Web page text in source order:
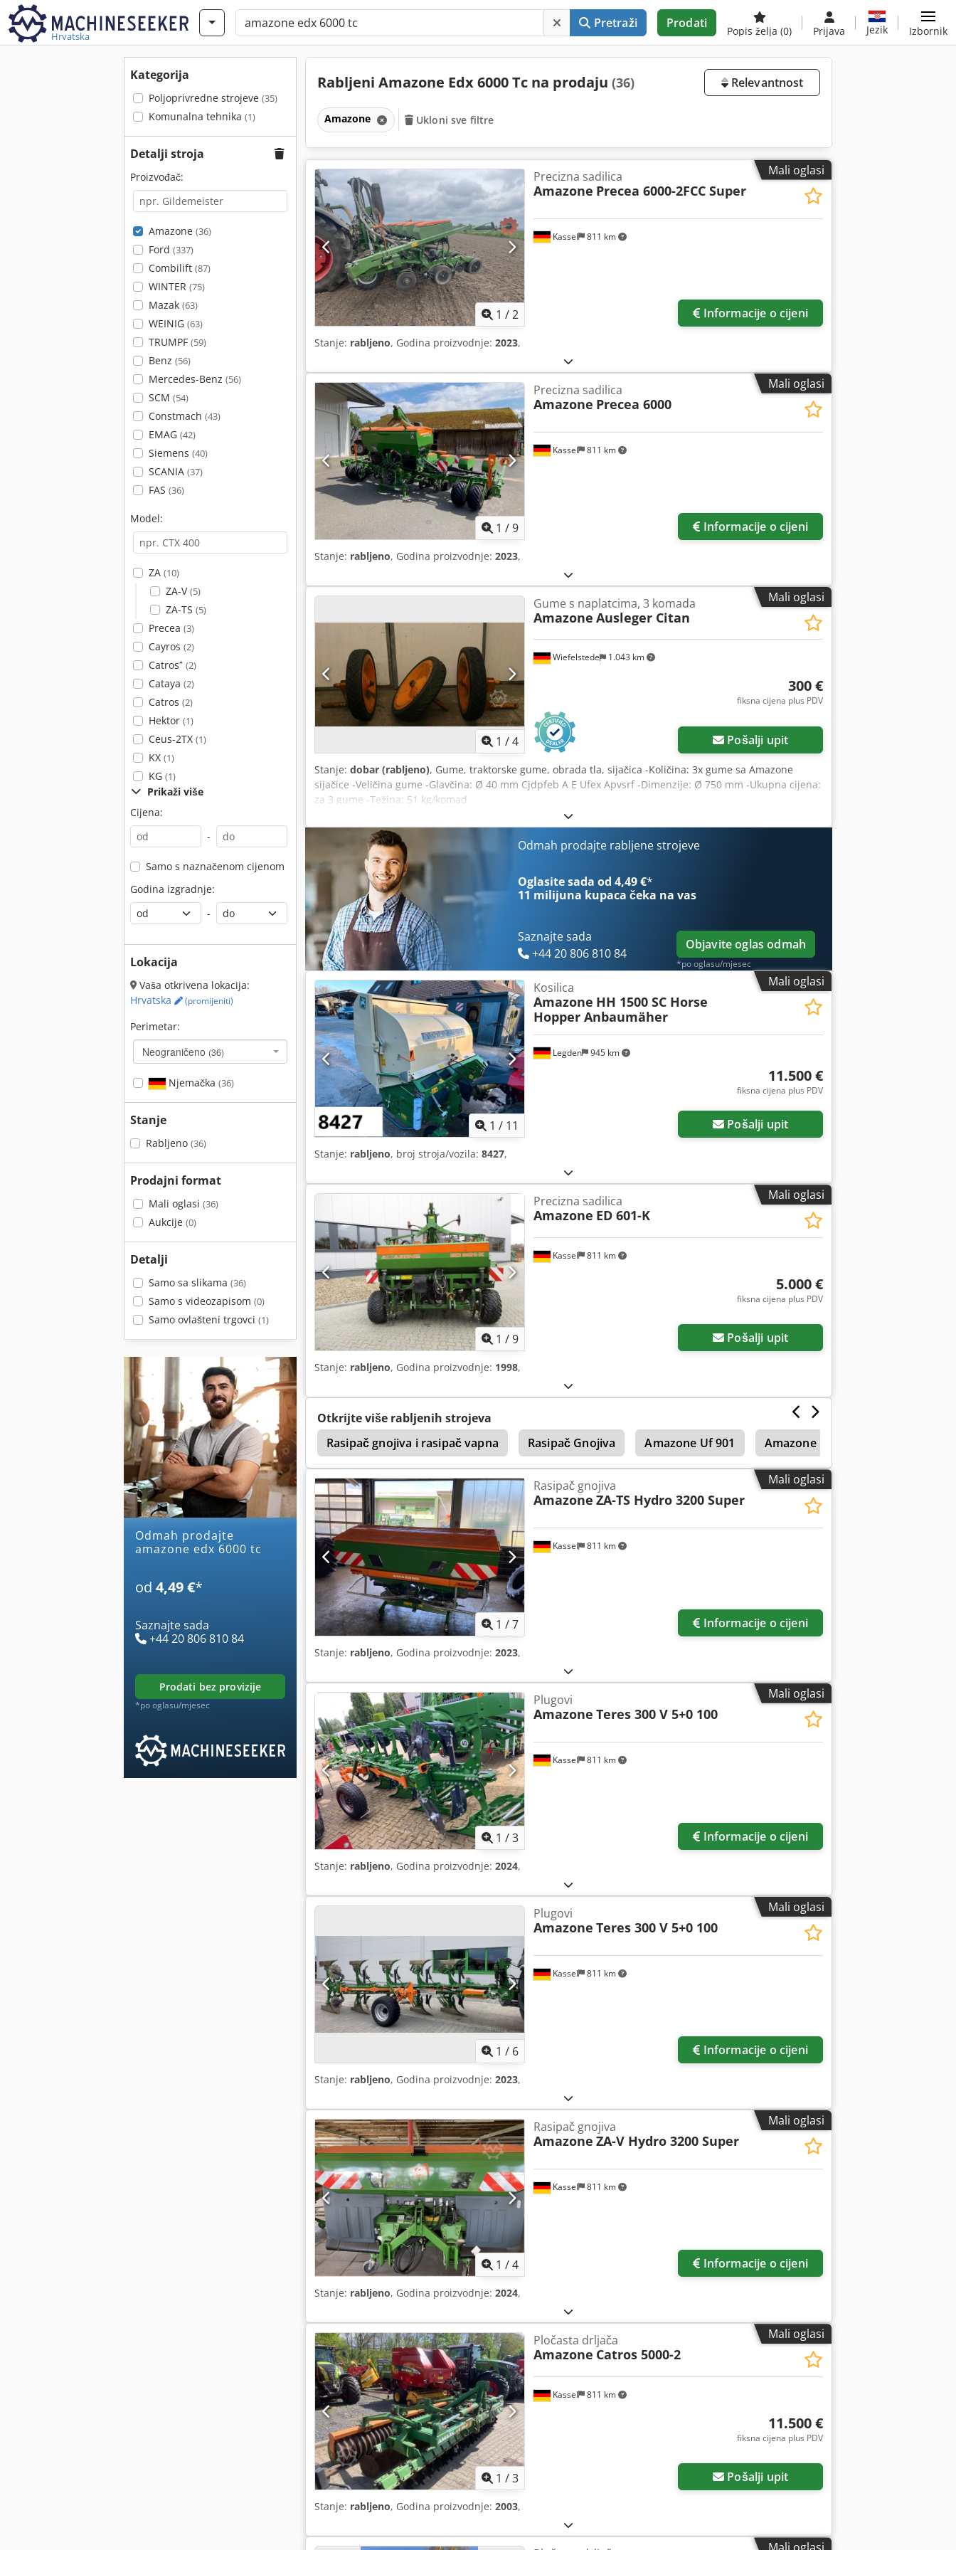
Hrvatska
Pretraži Prodati
Popis želja (0) Prijava Jezik Izbornik
Kategorija
Poljoprivredne strojeve (35)
Komunalna tehnika (1)
Detalji stroja
Proizvođač:
Amazone (36)
Ford (337)
Combilift (87)
WINTER (75)
Mazak (63)
WEINIG (63)
TRUMPF (59)
Benz (56)
Mercedes-Benz (56)
SCM (54)
Constmach (43)
EMAG (42)
Siemens (40)
SCANIA (37)
FAS (36)
Model:
ZA (10)
ZA-V(5)
ZA-TS (5)
Precea (3)
Cayros (2)
Catros⁺ (2)
Cataya (2)
Catros (2)
Hektor (1)
Ceus-2TX (1)
KX (1)
KG (1)
Prikaži više
Cijena:
-
Samo s naznačenom cijenom
Godina izgradnje:
-
Lokacija
Vaša otkrivena lokacija:
Hrvatska
(promijeniti)
Perimetar:
Neograničeno (36)
Njemačka (36)
Stanje
Rabljeno (36)
Prodajni format
Mali oglasi (36)
Aukcije (0)
Detalji
Samo sa slikama (36)
Samo s videozapisom (0)
Samo ovlašteni trgovci (1)
Odmah prodajte
amazone edx 6000 tc
od 4,49 €*
Saznajte sada
+44 20 806 810 84
prodati bez provizije
*po oglasu/mjesec
Rabljeni Amazone Edx 6000 Tc na prodaju (36) Relevantnost
Amazone Ukloni sve filtre
Mali oglasi
1 /2
Kassel 811 km
Precizna sadilica
Amazone Precea 6000-2FCC Super
Informacije o cijeni
Stanje: rabljeno, Godina proizvodnje: 2023,
Mali oglasi
1 /9
Kassel 811 km
Precizna sadilica
Amazone Precea 6000
Informacije o cijeni
Stanje: rabljeno, Godina proizvodnje: 2023,
Mali oglasi
1 /4
Wiefelstede 1.043 km
Gume s naplatcima, 3 komada
Amazone Ausleger Citan
300 €
fiksna cijena plus PDV
Pošalji upit
Stanje: dobar (rabljeno), Gume, traktorske gume, obrada tla, sijačica -Količina: 3x gume sa Amazone
sijačice -Veličina gume -Glavčina: Ø 40 mm Cjdpfeb A E Ufex Apvsrf -Dimenzije: Ø 750 mm -Ukupna cijena:
za 3 gume -Težina: 51 kg/komad
Odmah prodajte rabljene strojeve
Oglasite sada od 4,49 €*
11 milijuna kupaca čeka na vas
Saznajte sada
+44 20 806 810 84
Objavite oglas odmah
*po oglasu/mjesec
Mali oglasi
1 / 11
Legden 945 km
Kosilica
Amazone HH 1500 SC Horse
Hopper Anbaumäher
11.500 €
fiksna cijena plus PDV
Pošalji upit
Stanje: rabljeno, broj stroja/vozila: 8427,
Mali oglasi
1 /9
Kassel 811 km
Precizna sadilica
Amazone ED 601-K
5.000 €
fiksna cijena plus PDV
Pošalji upit
Stanje: rabljeno, Godina proizvodnje: 1998,
Otkrijte više rabljenih strojeva
Rasipač gnojiva i rasipač vapna
Rasipač Gnojiva Amazone Uf 901 Amazone Uf 1501
Amazone Uf 1501 Amazone Uf 1201
Mali oglasi
1 /7
Kassel 811 km
Rasipač gnojiva
Amazone ZA-TS Hydro 3200 Super
Informacije o cijeni
Stanje: rabljeno, Godina proizvodnje: 2023,
Mali oglasi
1 /3
Kassel 811 km
Plugovi
Amazone Teres 300 V 5+0 100
Informacije o cijeni
Stanje: rabljeno, Godina proizvodnje: 2024,
Mali oglasi
1 / 6
Kassel 811 km
Plugovi
Amazone Teres 300 V 5+0 100
Informacije o cijeni
Stanje: rabljeno, Godina proizvodnje: 2023,
Mali oglasi
1 /4
Kassel 811 km
Rasipač gnojiva
Amazone ZA-V Hydro 3200 Super
Informacije o cijeni
Stanje: rabljeno, Godina proizvodnje: 2024,
Mali oglasi
1 /3
Kassel 811 km
Pločasta drljača
Amazone Catros 5000-2
11.500 €
fiksna cijena plus PDV
Pošalji upit
Stanje: rabljeno, Godina proizvodnje: 2003,